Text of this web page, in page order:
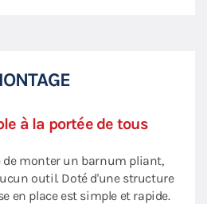
à la portée de tous
de monter un barnum pliant,
outil. Doté d'une structure
en place est simple et rapide.